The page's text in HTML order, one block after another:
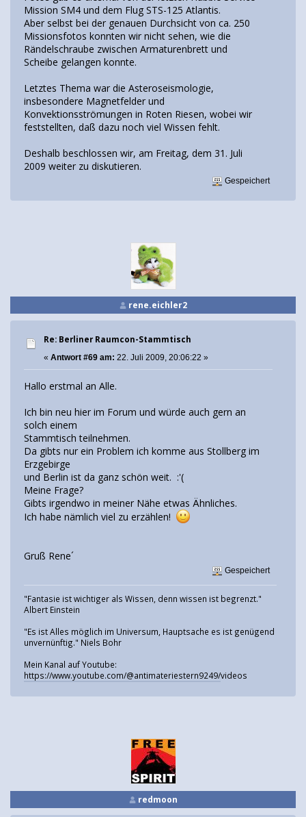
Mission SM4 und dem Flug STS-125 Atlantis.
Aber selbst bei der genauen Durchsicht von ca. 250
Missionsfotos konnten wir nicht sehen, wie die
Rändelschraube zwischen Armaturenbrett und
Scheibe gelangen konnte.
Letztes Thema war die Asteroseismologie,
insbesondere Magnetfelder und
Konvektionsströmungen in Roten Riesen, wobei wir
feststellten, daß dazu noch viel Wissen fehlt.
Deshalb beschlossen wir, am Freitag, dem 31. Juli
2009 weiter zu diskutieren.
Gespeichert
rene.eichler2
Re: Berliner Raumcon-Stammtisch
« Antwort #69 am: 22. Juli 2009, 20:06:22 »
Hallo erstmal an Alle.
Ich bin neu hier im Forum und würde auch gern an
solch einem
Stammtisch teilnehmen.
Da gibts nur ein Problem ich komme aus Stollberg im
Erzgebirge
und Berlin ist da ganz schön weit. :'(
Meine Frage?
Gibts irgendwo in meiner Nähe etwas Ähnliches.
Ich habe nämlich viel zu erzählen!
Gruß Rene´
Gespeichert
"Fantasie ist wichtiger als Wissen, denn wissen ist begrenzt."
Albert Einstein
"Es ist Alles möglich im Universum, Hauptsache es ist genügend
unvernünftig." Niels Bohr
Mein Kanal auf Youtube:
https://www.youtube.com/@antimateriestern9249/videos
redmoon